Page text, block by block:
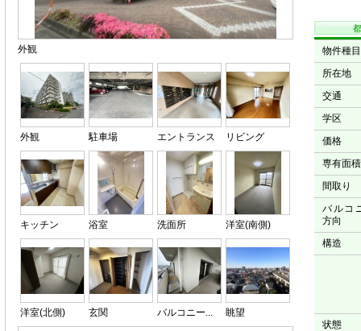
外観
外観 駐車場 エントランス リビング
キッチン 浴室 洗面所 洋室(南側)
洋室(北側) 玄関 バルコニー... 眺望
物件種目
所在地
交通
学区
価格
専有面積
間取り
バルコ
方向
構造
状態